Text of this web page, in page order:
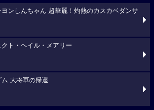
ヨンしんちゃん 超華麗！灼熱のカスカベダンサ
クト・ヘイル・メアリー
ム 大将軍の帰還